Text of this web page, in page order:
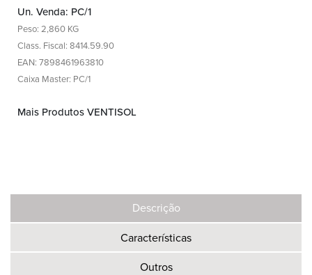
Un. Venda: PC/1
Peso: 2,860 KG
Class. Fiscal: 8414.59.90
EAN: 7898461963810
Caixa Master: PC/1
Mais Produtos VENTISOL
Descrição
Características
Outros